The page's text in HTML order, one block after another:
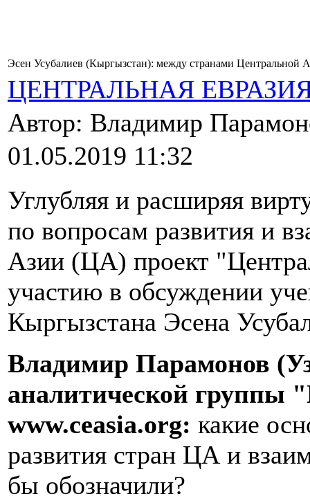
Эсен Усубалиев (Кыргызстан): между странами Центральной
ЦЕНТРАЛЬНАЯ
Автор: Владимир
01.05.2019 11:32
Углубляя и расширяя
по вопросам развития и
Азии (ЦА) проект
участию в обсуждении
Кыргызстана Эсена
Владимир Парамонов
аналитической группы
www.ceasia.org: какие
развития стран ЦА и
бы обозначили?